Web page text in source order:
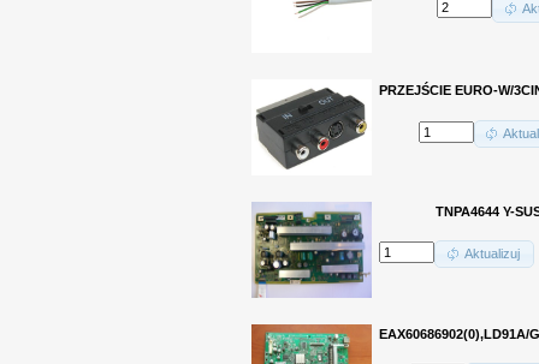
PRZEJŚCIE EURO-W/
TNPA4644 Y-
Aktualizuj
EAX60686902(0),LD91A/